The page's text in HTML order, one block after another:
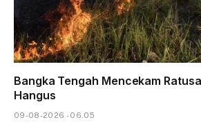
Bangka Tengah Mencekam
Hangus
09-08-2026 - 06.05